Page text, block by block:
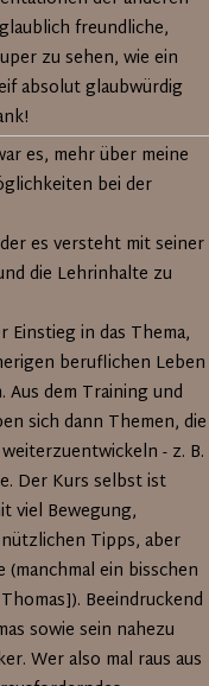
freundliche,
zu sehen, wie ein
absolut glaubwürdig
es, mehr über meine
bei der
es versteht mit seiner
die Lehrinhalte zu
Einstieg in das Thema,
beruflichen Leben
dem Training und
sich dann Themen, die
- z. B.
Der Kurs selbst ist
viel Bewegung,
Tipps, aber
ein bisschen
Beeindruckend
sowie sein nahezu
Wer also mal raus aus